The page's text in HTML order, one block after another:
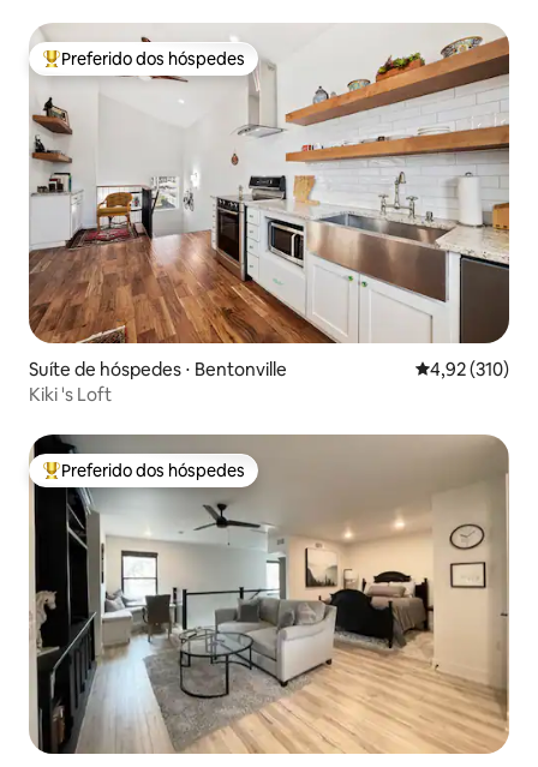
Entre os melhores preferidos dos hóspedes
Preferido dos hóspedes
Suíte de hóspedes ⋅ Bentonville 4,92 de uma
4,92 (310)
Kiki 's Loft
Entre os melhores preferidos dos hóspedes
Preferido dos hóspedes